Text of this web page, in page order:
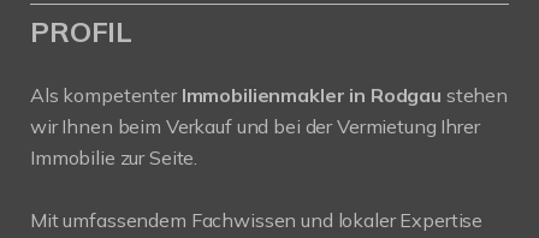
PROFIL
Als kompetenter Immobilienmakler in Rodgau stehen
wir Ihnen beim Verkauf und bei der Vermietung Ihrer
Immobilie zur Seite.
Mit umfassendem Fachwissen und lokaler Expertise